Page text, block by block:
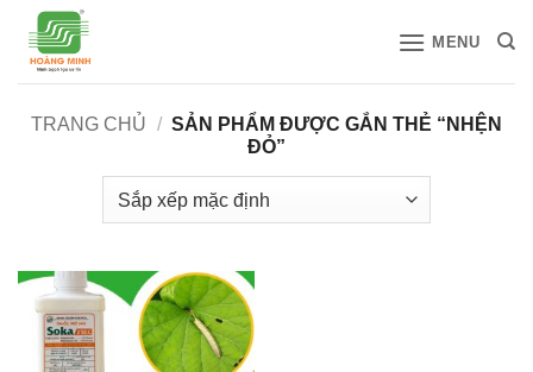
qua
MENU
TRANG CHỦ / SẢN PHẨM ĐƯỢC GẮN THẺ “NHỆN
ĐỎ”